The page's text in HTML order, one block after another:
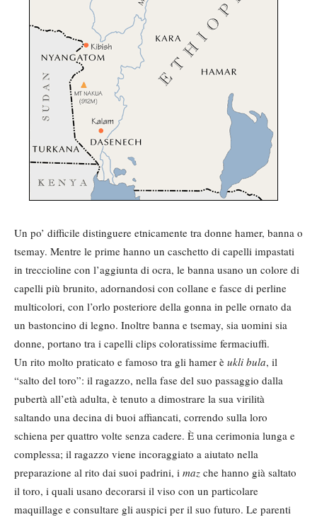
Un po’ difficile distinguere etnicamente tra donne hamer, banna o
tsemay. Mentre le prime hanno un caschetto di capelli impastati
in treccioline con l’aggiunta di ocra, le banna usano un colore di
capelli più brunito, adornandosi con collane e fasce di perline
multicolori, con l’orlo posteriore della gonna in pelle ornato da
un bastoncino di legno. Inoltre banna e tsemay, sia uomini sia
donne, portano tra i capelli clips coloratissime fermaciuffi.
Un rito molto praticato e famoso tra gli hamer è ukli bula, il
“salto del toro”: il ragazzo, nella fase del suo passaggio dalla
pubertà all’età adulta, è tenuto a dimostrare la sua virilità
saltando una decina di buoi affiancati, correndo sulla loro
schiena per quattro volte senza cadere. È una cerimonia lunga e
complessa; il ragazzo viene incoraggiato a aiutato nella
preparazione al rito dai suoi padrini, i maz che hanno già saltato
il toro, i quali usano decorarsi il viso con un particolare
maquillage e consultare gli auspici per il suo futuro. Le parenti